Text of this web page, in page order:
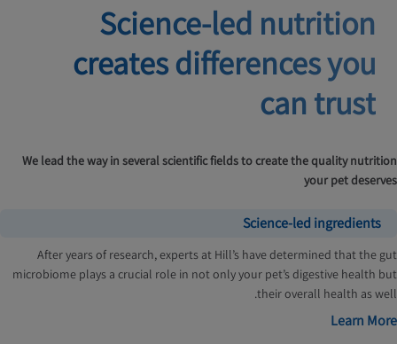
Science-led nutrition
createsdifferences you
can trust
We lead the way in several scientific fields to create the quality nutrition
your pet deserves
Science-led ingredients
After years of research, experts at Hill’s have determined that the gut
microbiome plays a crucial role in not only your pet’s digestive health but
their overall health as well.
Learn More